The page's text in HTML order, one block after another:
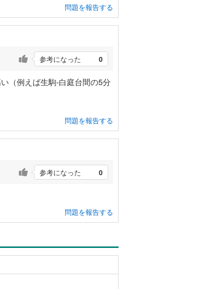
問題を報告する
参考になった 0
（例えば生駒-白庭台間の5分
問題を報告する
参考になった 0
問題を報告する